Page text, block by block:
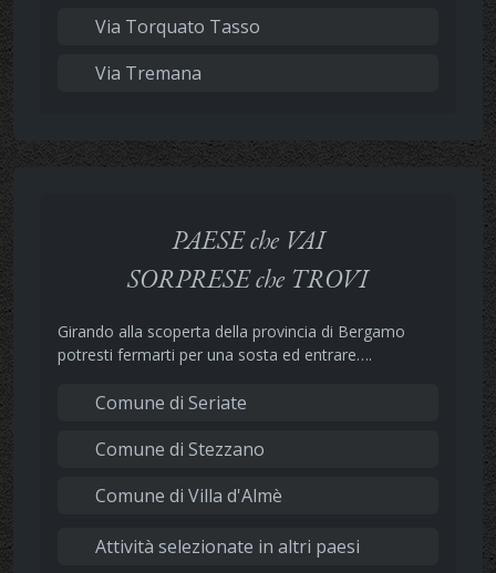
Via Torquato Tasso
Via Tremana
PAESE che VAI
SORPRESE che TROVI
Girando alla scoperta della provincia di Bergamo
potresti fermarti per una sosta ed entrare….
Comune di Seriate
Comune di Stezzano
Comune di Villa d'Almè
Attività selezionate in altri paesi